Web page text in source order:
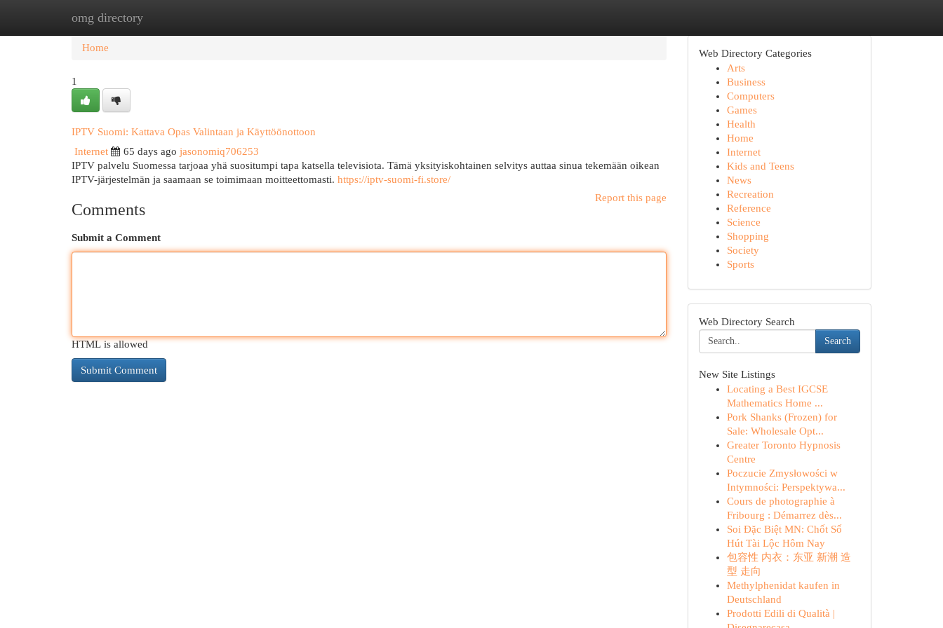
omg directory
Home New Site Listings
Home
1
IPTV Suomi: Kattava Opas Valintaan ja Käyttöönottoon
Internet
65 days ago jasonomiq706253
IPTV palvelu Suomessa tarjoaa yhä suositumpi tapa katsella televisiota. Tämä yksityiskohtainen selvitys auttaa sinua tekemään oikean
IPTV-järjestelmän ja saamaan se toimimaan moitteettomasti. https://iptv-suomi-fi.store/
Report this page
Comments
Submit a Comment
HTML is allowed
Web Directory Categories
Arts
Business
Computers
Games
Health
Home
Internet
Kids and Teens
News
Recreation
Reference
Science
Shopping
Society
Sports
Web Directory Search
Search
New Site Listings
Locating a Best IGCSE
Mathematics Home ...
Pork Shanks (Frozen) for
Sale: Wholesale Opt...
Greater Toronto Hypnosis
Centre
Poczucie Zmysłowości w
Intymności: Perspektywa...
Cours de photographie à
Fribourg : Démarrez dès...
Soi Đặc Biệt MN: Chốt Số
Hút Tài Lộc Hôm Nay
包容性 内衣：东亚 新潮 造
型 走向
Methylphenidat kaufen in
Deutschland
Prodotti Edili di Qualità |